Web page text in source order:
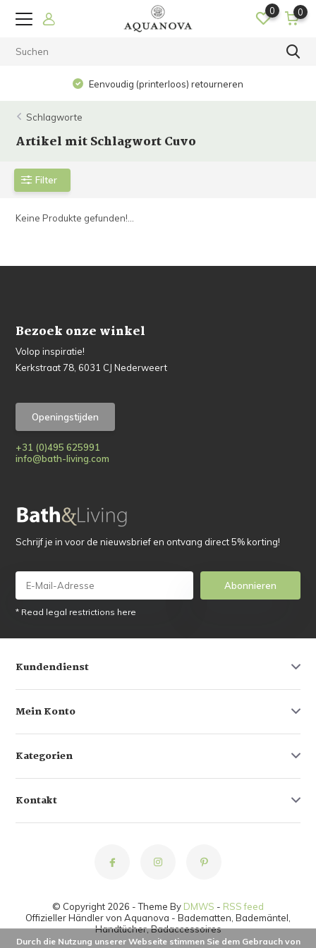
0 0
Eenvoudig (printerloos) retourneren
Schlagworte
Artikel mit Schlagwort Cuvo
Filter
Keine Produkte gefunden!...
Bezoek onze winkel
Volop inspiratie!
Kerkstraat 78, 6031 CJ Nederweert
Openingstijden
+31 (0)495 625991
info@bath-living.com
Schrijf je in voor de nieuwsbrief en ontvang direct 5% korting!
Abonnieren
* Read legal restrictions here
Kundendienst
Mein Konto
Kategorien
Kontakt
© Copyright 2026 - Theme By DMWS - RSS feed
Offizieller Händler von Aquanova - Badematten, Bademäntel,
Handtücher, Badaccessoires
Durch die Nutzung unserer Webseite stimmen Sie dem Gebrauch von